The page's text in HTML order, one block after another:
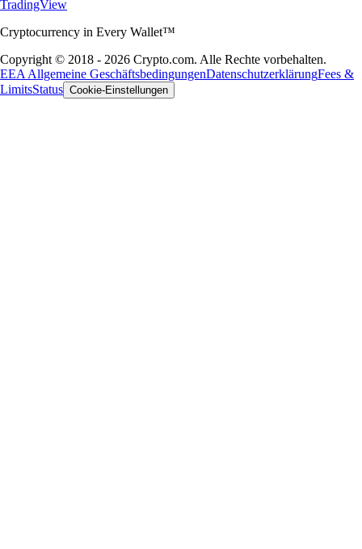
TradingView
Cryptocurrency in Every Wallet™
Copyright © 2018 - 2026 Crypto.com. Alle Rechte vorbehalten.
EEA Allgemeine GeschäftsbedingungenDatenschutzerklärungFees &
LimitsStatus Cookie-Einstellungen